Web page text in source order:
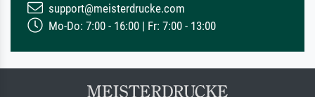
support@meisterdrucke.com
Mo-Do: 7:00 - 16:00 | Fr: 7:00 - 13:00